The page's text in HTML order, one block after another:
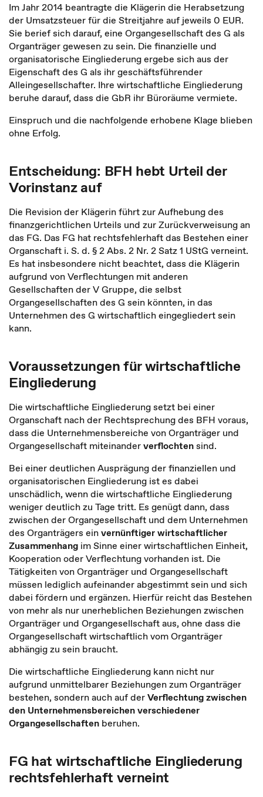
Im Jahr 2014 beantragte die Klägerin die Herabsetzung
der Umsatzsteuer für die Streitjahre auf jeweils 0 EUR.
Sie berief sich darauf, eine Organgesellschaft des G als
Organträger gewesen zu sein. Die finanzielle und
organisatorische Eingliederung ergebe sich aus der
Eigenschaft des G als ihr geschäftsführender
Alleingesellschafter. Ihre wirtschaftliche Eingliederung
beruhe darauf, dass die GbR ihr Büroräume vermiete.
Einspruch und die nachfolgende erhobene Klage blieben
ohne Erfolg.
Entscheidung: BFH hebt Urteil der
Vorinstanz auf
Die Revision der Klägerin führt zur Aufhebung des
finanzgerichtlichen Urteils und zur Zurückverweisung an
das FG. Das FG hat rechtsfehlerhaft das Bestehen einer
Organschaft i. S. d. § 2 Abs. 2 Nr. 2 Satz 1 UStG verneint.
Es hat insbesondere nicht beachtet, dass die Klägerin
aufgrund von Verflechtungen mit anderen
Gesellschaften der V Gruppe, die selbst
Organgesellschaften des G sein könnten, in das
Unternehmen des G wirtschaftlich eingegliedert sein
kann.
Voraussetzungen für wirtschaftliche
Eingliederung
Die wirtschaftliche Eingliederung setzt bei einer
Organschaft nach der Rechtsprechung des BFH voraus,
dass die Unternehmensbereiche von Organträger und
Organgesellschaft miteinanderverflochtensind.
Bei einer deutlichen Ausprägung der finanziellen und
organisatorischen Eingliederung ist es dabei
unschädlich, wenn die wirtschaftliche Eingliederung
weniger deutlich zu Tage tritt. Es genügt dann, dass
zwischen der Organgesellschaft und dem Unternehmen
des Organträgers einvernünftiger wirtschaftlicher
Zusammenhang im Sinne einer wirtschaftlichen Einheit,
Kooperation oder Verflechtung vorhanden ist. Die
Tätigkeiten von Organträger und Organgesellschaft
müssen lediglich aufeinander abgestimmt sein und sich
dabei fördern und ergänzen. Hierfür reicht das Bestehen
von mehr als nur unerheblichen Beziehungen zwischen
Organträger und Organgesellschaft aus, ohne dass die
Organgesellschaft wirtschaftlich vom Organträger
abhängig zu sein braucht.
Die wirtschaftliche Eingliederung kann nicht nur
aufgrund unmittelbarer Beziehungen zum Organträger
bestehen, sondern auch auf derVerflechtung zwischen
den Unternehmensbereichen verschiedener
Organgesellschaften beruhen.
FG hat wirtschaftliche Eingliederung
rechtsfehlerhaft verneint